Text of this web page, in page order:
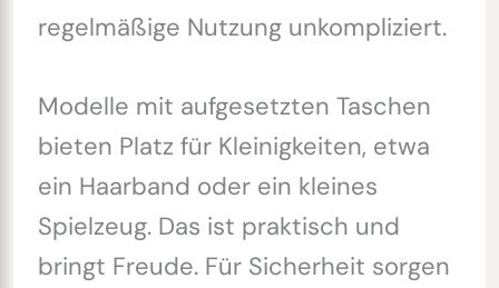
regelmäßige Nutzung unkompliziert.
Modelle mit aufgesetzten Taschen
bieten Platz für Kleinigkeiten, etwa
ein Haarband oder ein kleines
Spielzeug. Das ist praktisch und
bringt Freude. Für Sicherheit sorgen